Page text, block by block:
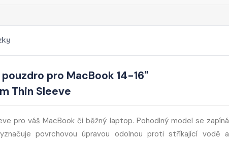
pro MacBook 14-16"
Thin Sleeve
pro váš MacBook či běžný laptop. Pohodlný model se zapíná
povrchovou úpravou odolnou proti stříkající vodě a